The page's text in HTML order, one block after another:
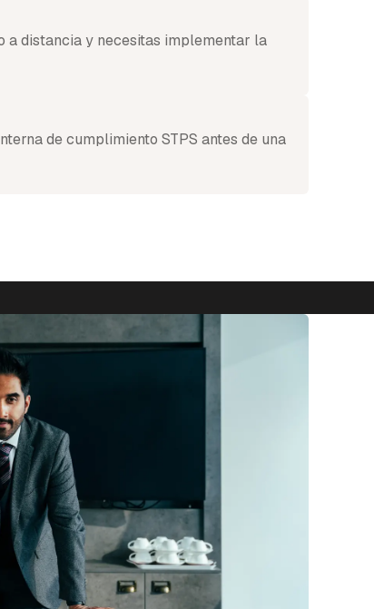
a distancia y necesitas implementar la
de cumplimiento STPS antes de una